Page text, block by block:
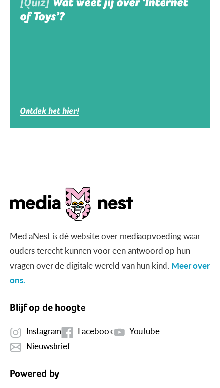
of Toys’?
Ontdek het hier!
MediaNest is dé website over mediaopvoeding waar
ouders terecht kunnen voor een antwoord op hun
vragen over de digitale wereld van hun kind. Meer over
ons.
Blijf op de hoogte
Instagram Facebook
YouTube
Nieuwsbrief
Powered by